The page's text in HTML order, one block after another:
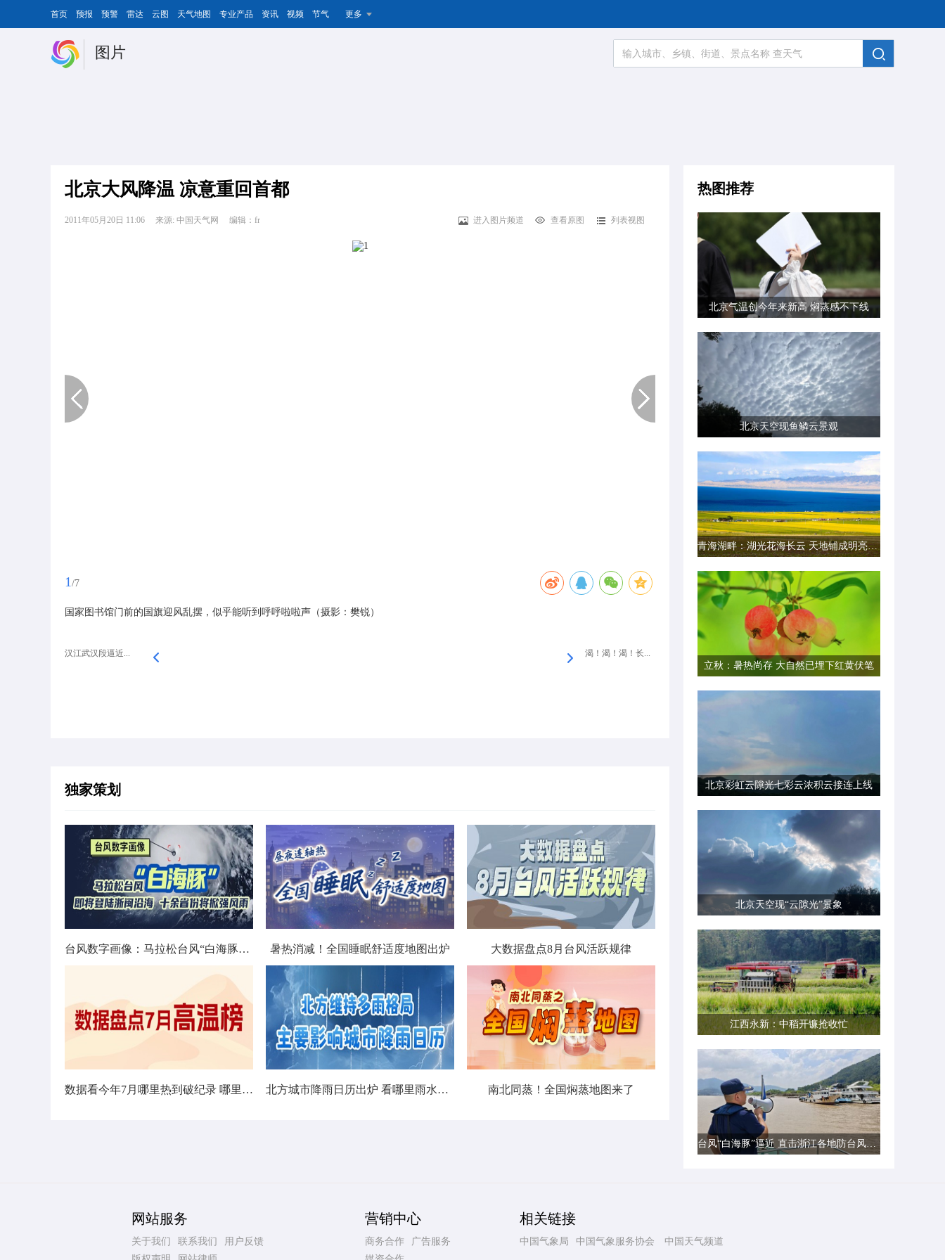
首页 预报 预警 雷达 云图 天气地图 专业产品 资讯 视频 节气 更多
图片
北京大风降温 凉意重回首都
2011年05月20日 11:06 来源: 中国天气网 编辑：fr 进入图片频道 查看原图 列表视图
1 /7
国家图书馆门前的国旗迎风乱摆，似乎能听到呼呼啦啦声（摄影：樊锐）
汉江武汉段逼近... 渴！渴！渴！长...
独家策划
台风数字画像：马拉松台风“白海豚”将影响十余省份 暑热消减！全国睡眠舒适度地图出炉 大数据盘点8月台风活跃规律
数据看今年7月哪里热到破纪录 哪里暑热连轴转 北方城市降雨日历出炉 看哪里雨水超长待机 南北同蒸！全国焖蒸地图来了
热图推荐
北京气温创今年来新高 焖蒸感不下线
北京天空现鱼鳞云景观
青海湖畔：湖光花海长云 天地铺成明亮画卷
立秋：暑热尚存 大自然已埋下红黄伏笔
北京彩虹云隙光七彩云浓积云接连上线
北京天空现“云隙光”景象
江西永新：中稻开镰抢收忙
台风“白海豚”逼近 直击浙江各地防台风一线现场
网站服务
关于我们 联系我们
用户反馈
营销中心
商务合作
广告服务
相关链接
中国气象局 中国气象服务协会 中国天气频道